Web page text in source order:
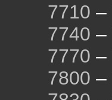
7710 –
7740 –
7770 –
7800 –